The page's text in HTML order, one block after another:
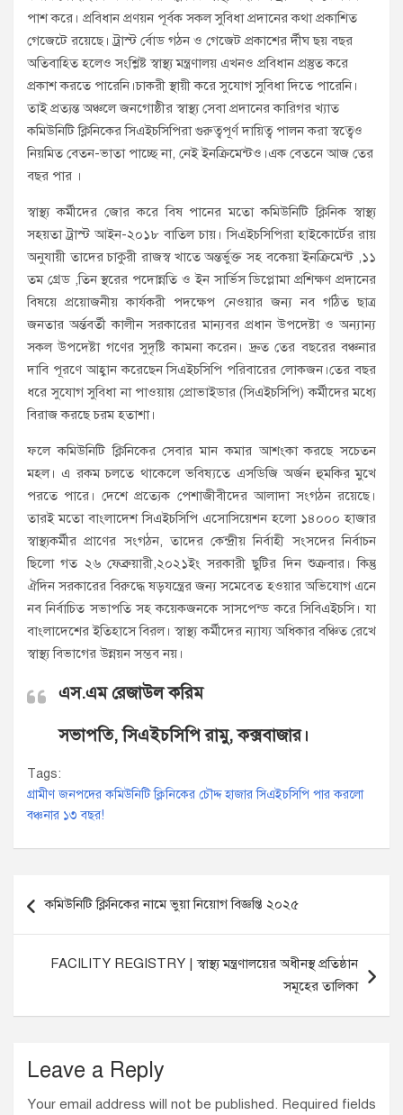
পাশ করে। প্রবিধান প্রণয়ন পূর্বক সকল সুবিধা প্রদানের কথা প্রকাশিত
গেজেটে রয়েছে। ট্রাস্ট র্বোড গঠন ও গেজেট প্রকাশের র্দীঘ ছয় বছর
অতিবাহিত হলেও সংশ্লিষ্ট স্বাস্থ্য মন্ত্রণালয় এখনও প্রবিধান প্রস্তুত করে
প্রকাশ করতে পারেনি।চাকরী স্থায়ী করে সুযোগ সুবিধা দিতে পারেনি।
তাই প্রত্যন্ত অঞ্চলে জনগোষ্ঠীর স্বাস্থ্য সেবা প্রদানের কারিগর খ্যাত
কমিউনিটি ক্লিনিকের সিএইচসিপিরা গুরুত্বপূর্ণ দায়িত্ব পালন করা স্বত্বেও
নিয়মিত বেতন-ভাতা পাচ্ছে না, নেই ইনক্রিমেন্টও।এক বেতনে আজ তের
বছর পার ।
স্বাস্থ্য কর্মীদের জোর করে বিষ পানের মতো কমিউনিটি ক্লিনিক স্বাস্থ্য
সহয়তা ট্রাস্ট আইন-২০১৮ বাতিল চায়। সিএইচসিপিরা হাইকোর্টের রায়
অনুযায়ী তাদের চাকুরী রাজস্ব খাতে অন্তর্ভুক্ত সহ বকেয়া ইনক্রিমেন্ট ,১১
তম গ্রেড ,তিন স্থরের পদোন্নতি ও ইন সার্ভিস ডিপ্লোমা প্রশিক্ষণ প্রদানের
বিষয়ে প্রয়োজনীয় কার্যকরী পদক্ষেপ নেওয়ার জন্য নব গঠিত ছাত্র
জনতার অর্ন্তবর্তী কালীন সরকারের মান্যবর প্রধান উপদেষ্টা ও অন্যান্য
সকল উপদেষ্টা গণের সুদৃষ্টি কামনা করেন। দ্রুত তের বছরের বঞ্চনার
দাবি পূরণে আহ্বান করেছেন সিএইচসিপি পরিবারের লোকজন।তের বছর
ধরে সুযোগ সুবিধা না পাওয়ায় প্রোভাইডার (সিএইচসিপি) কর্মীদের মধ্যে
বিরাজ করছে চরম হতাশা।
ফলে কমিউনিটি ক্লিনিকের সেবার মান কমার আশংকা করছে সচেতন
মহল। এ রকম চলতে থাকেলে ভবিষ্যতে এসডিজি অর্জন হুমকির মুখে
পরতে পারে। দেশে প্রত্যেক পেশাজীবীদের আলাদা সংগঠন রয়েছে।
তারই মতো বাংলাদেশ সিএইচসিপি এসোসিয়েশন হলো ১৪০০০ হাজার
স্বাস্থ্যকর্মীর প্রাণের সংগঠন, তাদের কেন্দ্রীয় নির্বাহী সংসদের নির্বাচন
ছিলো গত ২৬ ফেব্রুয়ারী,২০২১ইং সরকারী ছুটির দিন শুক্রবার। কিন্তু
ঐদিন সরকারের বিরুদ্ধে ষড়যন্ত্রের জন্য সমেবেত হওয়ার অভিযোগ এনে
নব নির্বাচিত সভাপতি সহ কয়েকজনকে সাসপেন্ড করে সিবিএইচসি। যা
বাংলাদেশের ইতিহাসে বিরল। স্বাস্থ্য কর্মীদের ন্যায্য অধিকার বঞ্চিত রেখে
স্বাস্থ্য বিভাগের উন্নয়ন সম্ভব নয়।
এস.এম রেজাউল করিম
সভাপতি, সিএইচসিপি রামু, কক্সবাজার।
Tags:
গ্রামীণ জনপদের কমিউনিটি ক্লিনিকের চৌদ্দ হাজার সিএইচসিপি পার করলো
বঞ্চনার ১৩ বছর!
কমিউনিটি ক্লিনিকের নামে ভুয়া নিয়োগ বিজ্ঞপ্তি ২০২৫
FACILITY REGISTRY | স্বাস্থ্য মন্ত্রণালয়ের অধীনস্থ প্রতিষ্ঠান
সমূহের তালিকা
Leave a Reply
Your email address will not be published. Required fields